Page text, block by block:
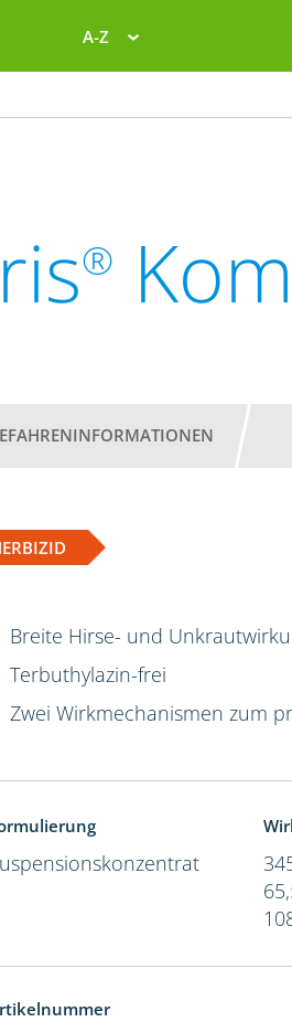
A-Z
®
Breite Hirse- und
Terbuthylazin-frei
Zwei Wirkmechanismen zum